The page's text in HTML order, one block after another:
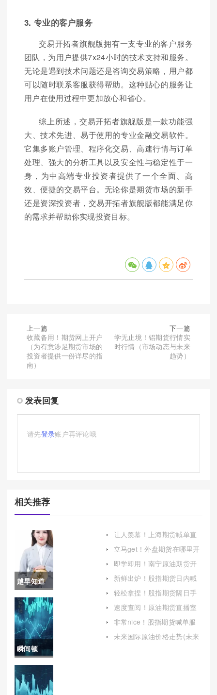
3. 专业的客户服务
交易开拓者旗舰版拥有一支专业的客户服务
团队，为用户提供7x24小时的技术支持和服务。
无论是遇到技术问题还是咨询交易策略，用户都
可以随时联系客服获得帮助。这种贴心的服务让
用户在使用过程中更加放心和省心。
综上所述，交易开拓者旗舰版是一款功能强
大、技术先进、易于使用的专业金融交易软件。
它集多账户管理、程序化交易、高速行情与订单
处理、强大的分析工具以及安全性与稳定性于一
身，为中高端专业投资者提供了一个全面、高
效、便捷的交易平台。无论你是期货市场的新手
还是资深投资者，交易开拓者旗舰版都能满足你
的需求并帮助你实现投资目标。
上一篇
收藏备用！期货网上开户
（为有意涉足期货市场的
投资者提供一份详尽的指
南）
下一篇
学无止境！铝期货行情实
时行情（市场动态与未来
趋势）
发表回复
请先登录账户再评论哦
相关推荐
越早知道
越好！深
圳期货开
户(详细步
骤与注意
事项)
瞬间顿
悟！期货
原油最新
让人羡慕！上海期货喊单直
播(投资者的指南针)
立马get！外盘期货在哪里开
户好(帮助投资者更好地了解
这一投资方式)
即学即用！南宁原油期货开
户保证金（为您提供指导和
建议）
新鲜出炉！股指期货日内喊
单(期货交易市场喊价)
轻松拿捏！股指期货隔日手
续费（详细阐述股指期货隔
日手续费的相关信息）
速度查阅！原油期货直播室
国际期货直播室黄金期货(实
时洞察与互动交流的金融前
沿)
非常nice！股指期货喊单服
务哪个好（帮助投资者把握
市场机会）
未来国际原油价格走势(未来